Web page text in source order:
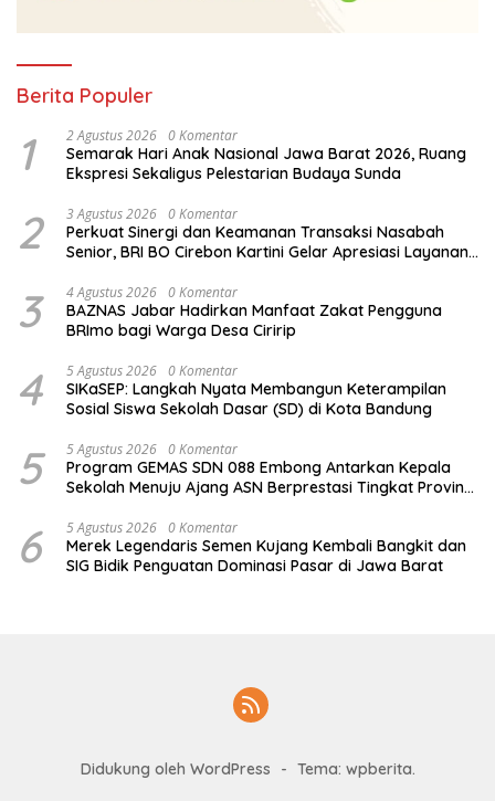
Berita Populer
1 2 Agustus 2026 0 Komentar
Semarak Hari Anak Nasional Jawa Barat 2026, Ruang
Ekspresi Sekaligus Pelestarian Budaya Sunda
2 3 Agustus 2026 0 Komentar
Perkuat Sinergi dan Keamanan Transaksi Nasabah
Senior, BRI BO Cirebon Kartini Gelar Apresiasi Layanan
3 4 Agustus 2026 0 Komentar
BAZNAS Jabar Hadirkan Manfaat Zakat Pengguna
BRImo bagi Warga Desa Ciririp
4 5 Agustus 2026 0 Komentar
SIKaSEP: Langkah Nyata Membangun Keterampilan
Sosial Siswa Sekolah Dasar (SD) di Kota Bandung
5 5 Agustus 2026 0 Komentar
Program GEMAS SDN 088 Embong Antarkan Kepala
Sekolah Menuju Ajang ASN Berprestasi Tingkat Provinsi
6 5 Agustus 2026 0 Komentar
Merek Legendaris Semen Kujang Kembali Bangkit dan
SIG Bidik Penguatan Dominasi Pasar di Jawa Barat
Didukung oleh WordPress - Tema: wpberita.